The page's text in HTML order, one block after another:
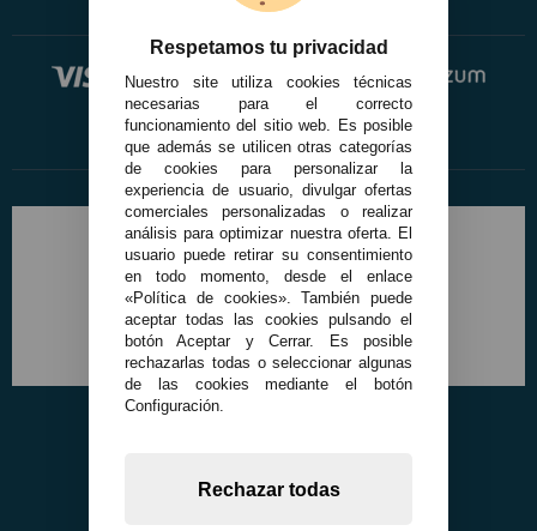
Respetamos tu privacidad
Nuestro site utiliza cookies técnicas
necesarias para el correcto
funcionamiento del sitio web. Es posible
que además se utilicen otras categorías
de cookies para personalizar la
experiencia de usuario, divulgar ofertas
comerciales personalizadas o realizar
análisis para optimizar nuestra oferta. El
usuario puede retirar su consentimiento
en todo momento, desde el enlace
«Política de cookies». También puede
aceptar todas las cookies pulsando el
botón Aceptar y Cerrar. Es posible
rechazarlas todas o seleccionar algunas
de las cookies mediante el botón
Configuración.
Rechazar todas